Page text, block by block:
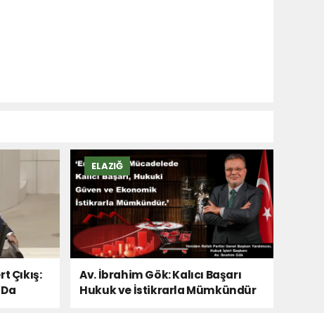
Çıkış:
ELAZIĞ
Av. İbrahim Gök: Kalıcı Başarı
Hukuk ve İstikrarla Mümkündür